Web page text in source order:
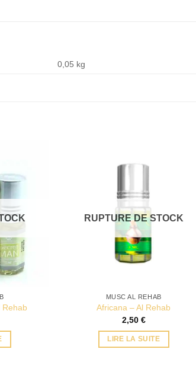
0,05 kg
Rehab
RUPTURE DE STOCK
MUSC AL REHAB
Africana – Al Rehab
2,50 €
LIRE LA SUITE